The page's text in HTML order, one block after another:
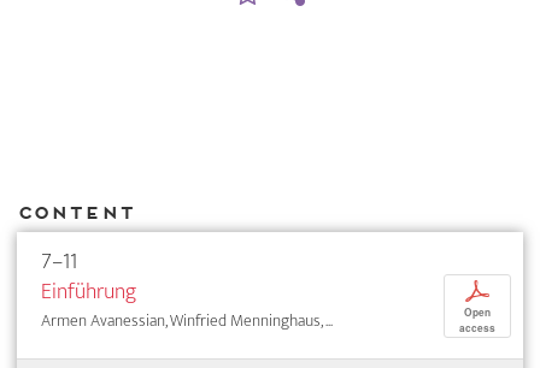
Content
7–11
Einführung
Armen Avanessian, Winfried Menninghaus, ...
p
Open
access